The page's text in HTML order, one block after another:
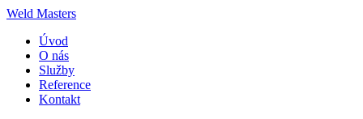
Weld Masters
Úvod
O nás
Služby
Reference
Kontakt